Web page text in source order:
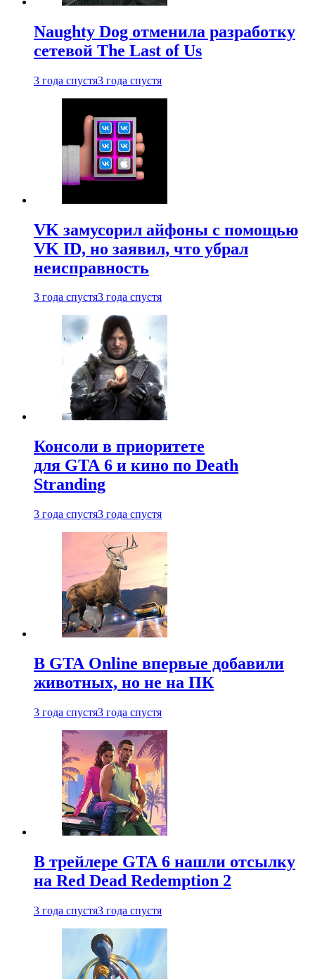
Naughty Dog отменила разработку
сетевой The Last of Us
3 года спустя3 года спустя
VK замусорил айфоны с помощью
VK ID, но заявил, что убрал
неисправность
3 года спустя3 года спустя
Консоли в приоритете
для GTA 6 и кино по Death
Stranding
3 года спустя3 года спустя
В GTA Online впервые добавили
животных, но не на ПК
3 года спустя3 года спустя
В трейлере GTA 6 нашли отсылку
на Red Dead Redemption 2
3 года спустя3 года спустя